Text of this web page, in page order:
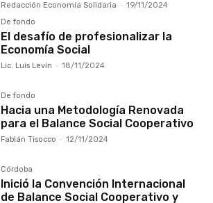
Redacción Economía Solidaria - 19/11/2024
De fondo
El desafío de profesionalizar la
Economía Social
Lic. Luis Levín - 18/11/2024
De fondo
Hacia una Metodología Renovada
para el Balance Social Cooperativo
Fabián Tisocco - 12/11/2024
Córdoba
Inició la Convención Internacional
de Balance Social Cooperativo y